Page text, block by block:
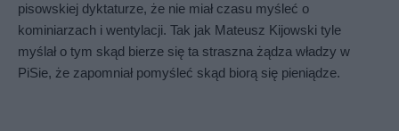
pisowskiej dyktaturze, że nie miał czasu myśleć o
kominiarzach i wentylacji. Tak jak Mateusz Kijowski tyle
myślał o tym skąd bierze się ta straszna żądza władzy w
PiSie, że zapomniał pomyśleć skąd biorą się pieniądze.